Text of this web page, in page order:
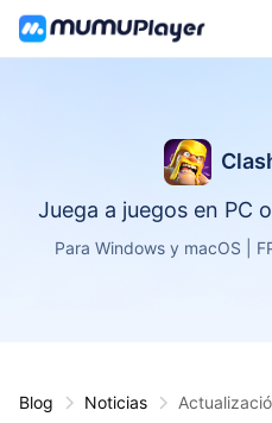
Juega a juegos en PC
Para Windows y macOS |
Blog Noticias